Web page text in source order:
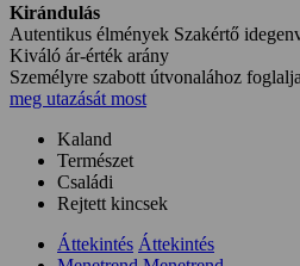
Kirándulás
Autentikus élmények Szakértő
Kiváló ár-érték arány
Személyre szabott útvonalához
meg utazását most
Kaland
Természet
Családi
Rejtett kincsek
Áttekintés Áttekintés